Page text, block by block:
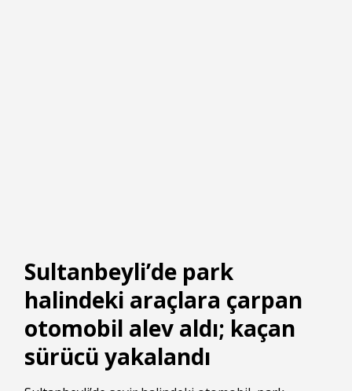
Sultanbeyli’de park
halindeki araçlara çarpan
otomobil alev aldı; kaçan
sürücü yakalandı